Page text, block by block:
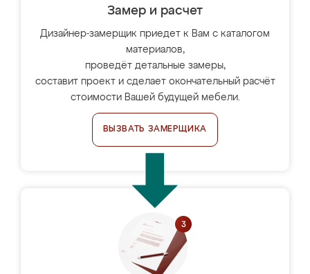
Замер и расчет
Дизайнер-замерщик приедет к Вам с каталогом
материалов,
проведёт детальные замеры,
составит проект и сделает окончательный расчёт
стоимости Вашей будущей мебели.
ВЫЗВАТЬ ЗАМЕРЩИКА